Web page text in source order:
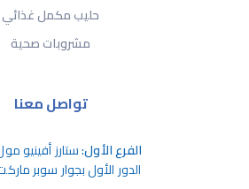
حليب مكمل غذائي
مشروبات صحية
تواصل معنا
الفرع الأول:ستارز أفينيو مول
الدور الأول بجوار سوبر